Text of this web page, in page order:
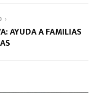
AYUDA A FAMILIAS